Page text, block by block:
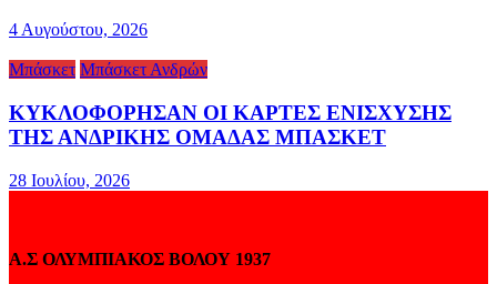
4 Αυγούστου, 2026
Μπάσκετ Μπάσκετ Ανδρών
ΚΥΚΛΟΦΟΡΗΣΑΝ ΟΙ ΚΑΡΤΕΣ ΕΝΙΣΧΥΣΗΣ
ΤΗΣ ΑΝΔΡΙΚΗΣ ΟΜΑΔΑΣ ΜΠΑΣΚΕΤ
28 Ιουλίου, 2026
Α.Σ ΟΛΥΜΠΙΑΚΟΣ ΒΟΛΟΥ 1937